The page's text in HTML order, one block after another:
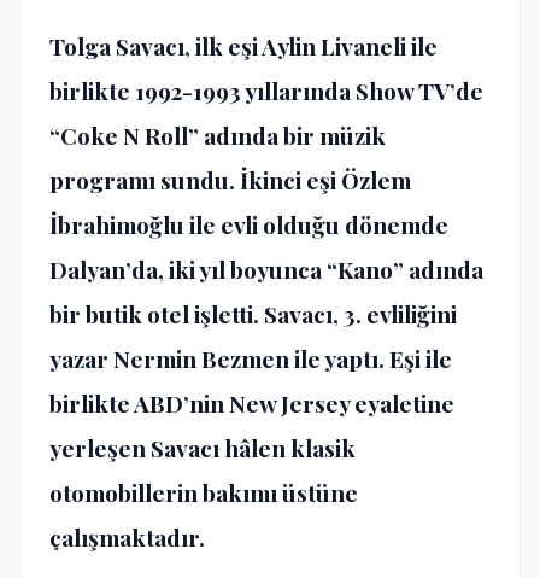
Tolga Savacı, ilk eşi Aylin Livaneli ile
birlikte 1992-1993 yıllarında Show TV’de
“Coke N Roll” adında bir müzik
programı sundu. İkinci eşi Özlem
İbrahimoğlu ile evli olduğu dönemde
Dalyan’da, iki yıl boyunca “Kano” adında
bir butik otel işletti. Savacı, 3. evliliğini
yazar Nermin Bezmen ile yaptı. Eşi ile
birlikte ABD’nin New Jersey eyaletine
yerleşen Savacı hâlen klasik
otomobillerin bakımı üstüne
çalışmaktadır.